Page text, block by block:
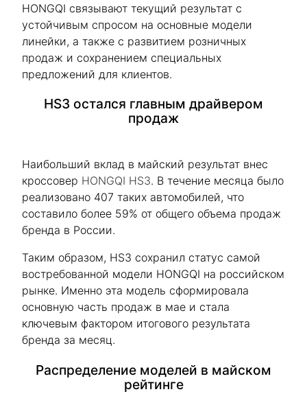
HONGQI связывают текущий результат с
устойчивым спросом на основные модели
линейки, а также с развитием розничных
продаж и сохранением специальных
предложений для клиентов.
HS3 остался главным драйвером
продаж
Наибольший вклад в майский результат внес
кроссовер HONGQI HS3. В течение месяца было
реализовано 407 таких автомобилей, что
составило более 59% от общего объема продаж
бренда в России.
Таким образом, HS3 сохранил статус самой
востребованной модели HONGQI на российском
рынке. Именно эта модель сформировала
основную часть продаж в мае и стала
ключевым фактором итогового результата
бренда за месяц.
Распределение моделей в майском
рейтинге